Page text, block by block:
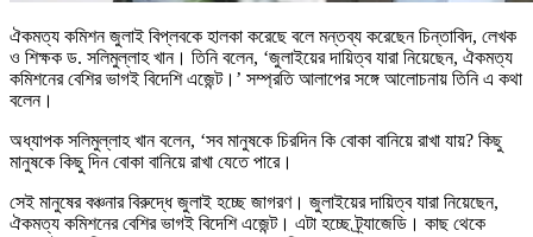
ঐকমত্য কমিশন জুলাই বিপ্লবকে হালকা করেছে বলে মন্তব্য করেছেন চিন্তাবিদ, লেখক
ও শিক্ষক ড. সলিমুল্লাহ খান। তিনি বলেন, ‘জুলাইয়ের দায়িত্ব যারা নিয়েছেন, ঐকমত্য
কমিশনের বেশির ভাগই বিদেশি এজেন্ট।’ সম্প্রতি আলাপের সঙ্গে আলোচনায় তিনি এ কথা
বলেন।
অধ্যাপক সলিমুল্লাহ খান বলেন, ‘সব মানুষকে চিরদিন কি বোকা বানিয়ে রাখা যায়? কিছু
মানুষকে কিছু দিন বোকা বানিয়ে রাখা যেতে পারে।
সেই মানুষের বঞ্চনার বিরুদ্ধে জুলাই হচ্ছে জাগরণ। জুলাইয়ের দায়িত্ব যারা নিয়েছেন,
ঐকমত্য কমিশনের বেশির ভাগই বিদেশি এজেন্ট। এটা হচ্ছে ট্র্যাজেডি। কাছ থেকে